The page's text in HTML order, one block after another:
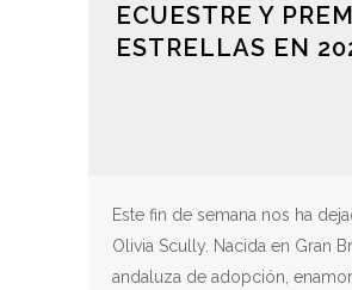
ECUESTRE Y
ESTRELLAS EN
Este fin de semana nos ha
Olivia Scully. Nacida en Gran
andaluza de adopción,